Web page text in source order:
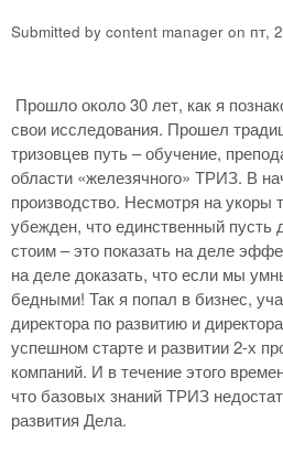
Submitted by content manager on пт,
Прошло около 30 лет, как я
свои исследования. Прошел
тризовцев путь – обучение,
области «железячного» ТРИЗ. В
производство. Несмотря на
убежден, что единственный пусть
стоим – это показать на деле
на деле доказать, что если мы
бедными! Так я попал в бизнес,
директора по развитию и
успешном старте и развитии 2-х
компаний. И в течение этого
что базовых знаний ТРИЗ
развития Дела.